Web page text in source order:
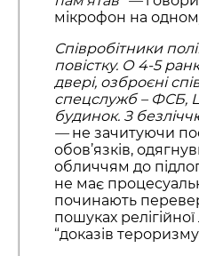
мікрофон на
Співробітники
повістку. О 4-5
двері, озброєні
спецслужб – ФСБ,
будинок. З
—не зачитуючи
обов’язків,
обличчям до
не має
починають
пошуках
“доказів